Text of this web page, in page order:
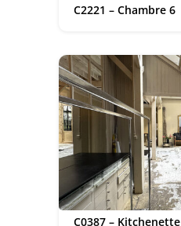
C2221 – Chambre 6
C0387 – Kitchenette